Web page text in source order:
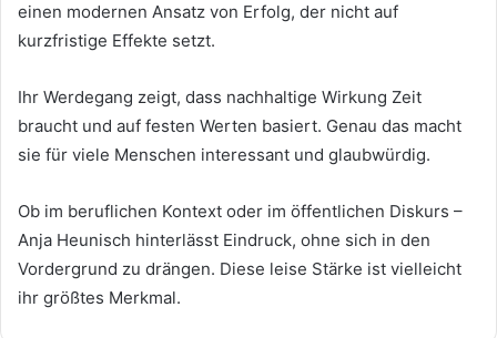
einen modernen Ansatz von Erfolg, der nicht auf
kurzfristige Effekte setzt.
Ihr Werdegang zeigt, dass nachhaltige Wirkung Zeit
braucht und auf festen Werten basiert. Genau das macht
sie für viele Menschen interessant und glaubwürdig.
Ob im beruflichen Kontext oder im öffentlichen Diskurs –
Anja Heunisch hinterlässt Eindruck, ohne sich in den
Vordergrund zu drängen. Diese leise Stärke ist vielleicht
ihr größtes Merkmal.